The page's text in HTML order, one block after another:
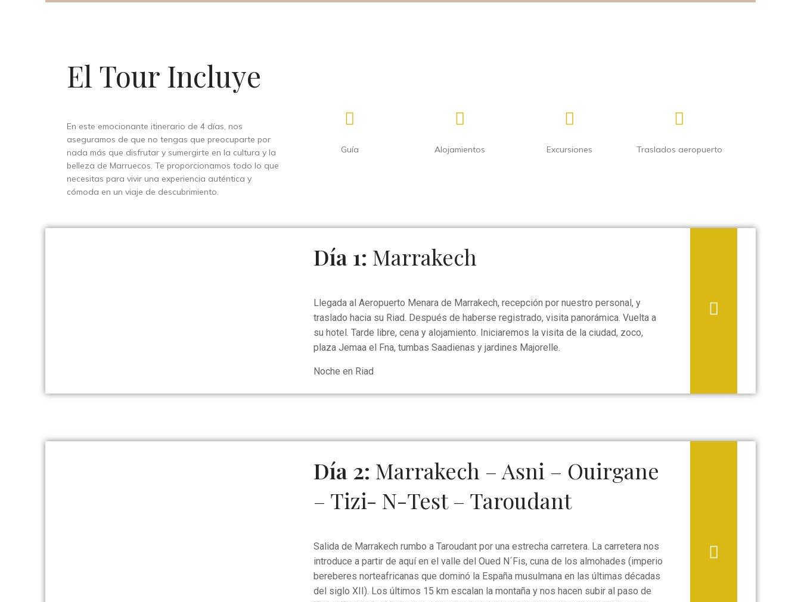
El Tour Incluye
En este emocionante itinerario de 4 días, nos
aseguramos de que no tengas que preocuparte por
nada más que disfrutar y sumergirte en la cultura y la
belleza de Marruecos. Te proporcionamos todo lo que
necesitas para vivir una experiencia auténtica y
cómoda en un viaje de descubrimiento.
Guía Alojamientos Excursiones Traslados aeropuerto
Día 1: Marrakech
Llegada al Aeropuerto Menara de Marrakech, recepción por nuestro personal, y
traslado hacia su Riad. Después de haberse registrado, visita panorámica. Vuelta a
su hotel. Tarde libre, cena y alojamiento. Iniciaremos la visita de la ciudad, zoco,
plaza Jemaa el Fna, tumbas Saadienas y jardines Majorelle.
Noche en Riad
Día 2: Marrakech – Asni – Ouirgane
– Tizi- N-Test – Taroudant
Salida de Marrakech rumbo a Taroudant por una estrecha carretera. La carretera nos
introduce a partir de aquí en el valle del Oued N´Fis, cuna de los almohades (imperio
bereberes norteafricanas que dominó la España musulmana en las últimas décadas
del siglo XII). Los últimos 15 km escalan la montaña y nos hacen subir al paso de